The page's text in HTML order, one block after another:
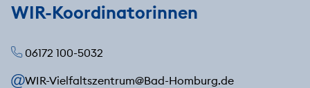
WIR-Koordinatorinnen
06172 100-5032
WIR-Vielfaltszentrum@Bad-Homburg.de